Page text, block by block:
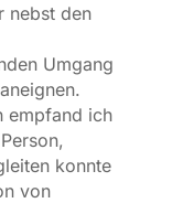
nebst den
Umgang
empfand ich
konnte
von